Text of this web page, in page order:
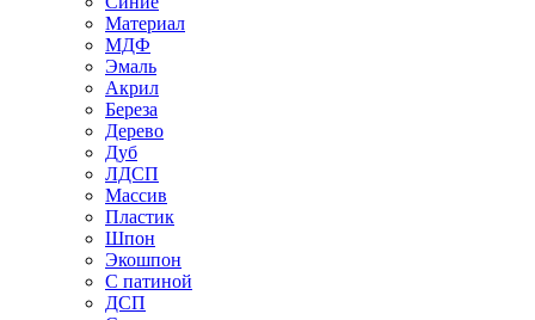
Материал
МДФ
Эмаль
Акрил
Береза
Дерево
Дуб
ЛДСП
Массив
Пластик
Шпон
Экошпон
С патиной
ДСП